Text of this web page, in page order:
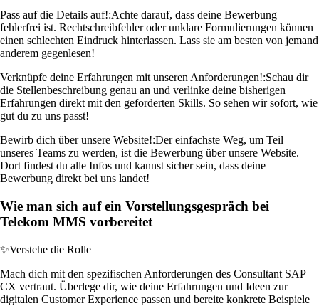
Pass auf die Details auf!:Achte darauf, dass deine Bewerbung
fehlerfrei ist. Rechtschreibfehler oder unklare Formulierungen können
einen schlechten Eindruck hinterlassen. Lass sie am besten von jemand
anderem gegenlesen!
Verknüpfe deine Erfahrungen mit unseren Anforderungen!:Schau dir
die Stellenbeschreibung genau an und verlinke deine bisherigen
Erfahrungen direkt mit den geforderten Skills. So sehen wir sofort, wie
gut du zu uns passt!
Bewirb dich über unsere Website!:Der einfachste Weg, um Teil
unseres Teams zu werden, ist die Bewerbung über unsere Website.
Dort findest du alle Infos und kannst sicher sein, dass deine
Bewerbung direkt bei uns landet!
Wie man sich auf ein Vorstellungsgespräch bei
Telekom MMS vorbereitet
✨Verstehe die Rolle
Mach dich mit den spezifischen Anforderungen des Consultant SAP
CX vertraut. Überlege dir, wie deine Erfahrungen und Ideen zur
digitalen Customer Experience passen und bereite konkrete Beispiele